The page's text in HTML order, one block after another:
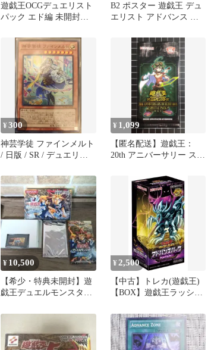
遊戯王OCGデュエリスト
パック エド編 未開封
B2 ポスター 遊戯王 デュ
エリスト アドバンス 販
¥300
神芸学徒 ファインメルト
/ 日版 / SR / デュエリス
[DUELIST ADVANCE] /
DUAD-JP009 /
ID:34541940
¥ 1,099
【匿名配送】遊戯王：
20th アニバーサリー スペ
¥ 10,500
【希少・特典未開封】遊
戯王デュエルモンスター
品
¥2,500
【中古】トレカ(遊戯王)
【BOX】遊戯王ラッシュ
ク デビルズ・セレモニー